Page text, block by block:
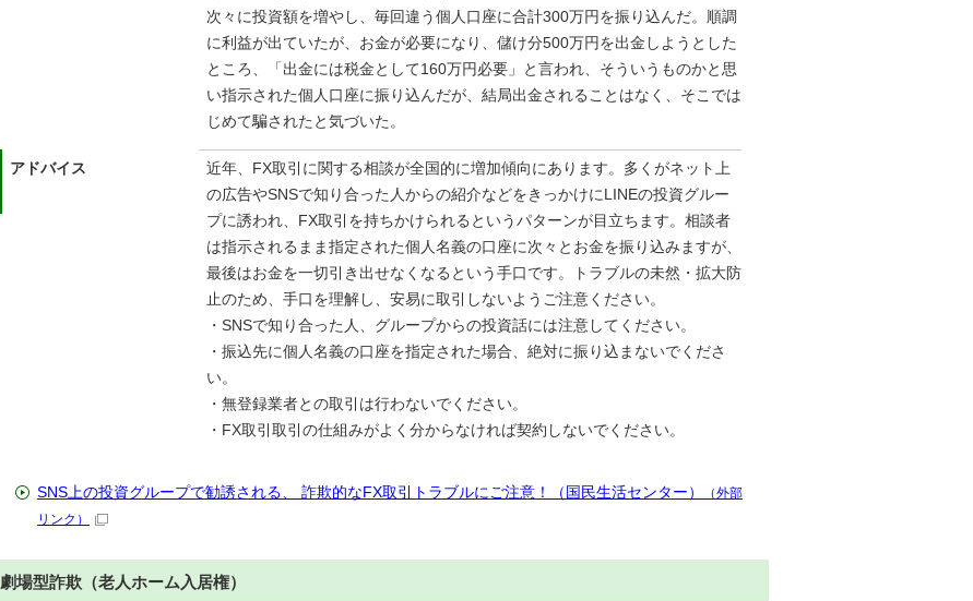
次々に投資額を増やし、毎回違う個人口座に合計300万円を振り込んだ。順調
に利益が出ていたが、お金が必要になり、儲け分500万円を出金しようとした
ところ、「出金には税金として160万円必要」と言われ、そういうものかと思
い指示された個人口座に振り込んだが、結局出金されることはなく、そこでは
じめて騙されたと気づいた。
アドバイス
近年、FX取引に関する相談が全国的に増加傾向にあります。多くがネット上
の広告やSNSで知り合った人からの紹介などをきっかけにLINEの投資グルー
プに誘われ、FX取引を持ちかけられるというパターンが目立ちます。相談者
は指示されるまま指定された個人名義の口座に次々とお金を振り込みますが、
最後はお金を一切引き出せなくなるという手口です。トラブルの未然・拡大防
止のため、手口を理解し、安易に取引しないようご注意ください。
・SNSで知り合った人、グループからの投資話には注意してください。
・振込先に個人名義の口座を指定された場合、絶対に振り込まないでくださ
い。
・無登録業者との取引は行わないでください。
・FX取引取引の仕組みがよく分からなければ契約しないでください。
SNS上の投資グループで勧誘される、 詐欺的なFX取引トラブルにご注意！（国民生活センター）
（外部
リンク）
劇場型詐欺（老人ホーム入居権）